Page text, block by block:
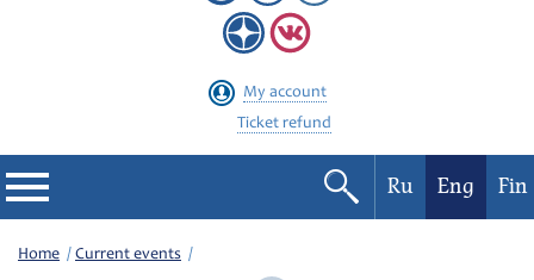
My account
Ticket refund
Philharmonic
Ru Eng Fin
Home Current events